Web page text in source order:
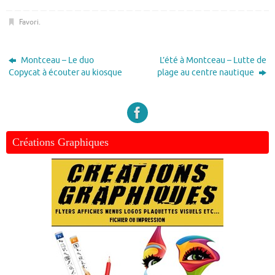
Favori.
Montceau – Le duo
Copycat à écouter au kiosque
L’été à Montceau – Lutte de
plage au centre nautique
Créations Graphiques